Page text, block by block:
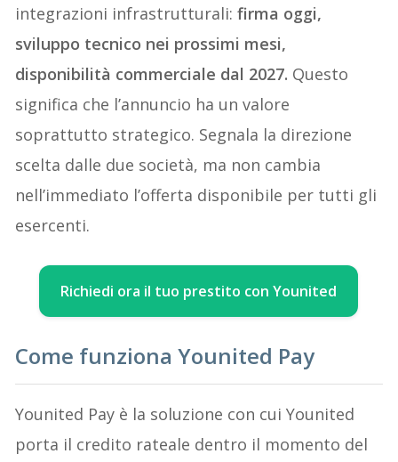
integrazioni infrastrutturali: firma oggi,
sviluppo tecnico nei prossimi mesi,
disponibilità commerciale dal 2027. Questo
significa che l’annuncio ha un valore
soprattutto strategico. Segnala la direzione
scelta dalle due società, ma non cambia
nell’immediato l’offerta disponibile per tutti gli
esercenti.
Richiedi ora il tuo prestito con Younited
Come funziona Younited Pay
Younited Pay è la soluzione con cui Younited
porta il credito rateale dentro il momento del